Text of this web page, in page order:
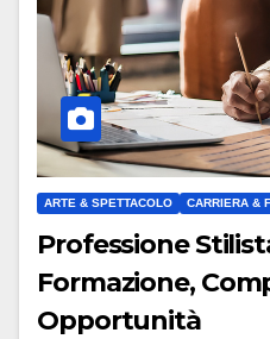
ARTE & SPETTACOLO CARRIERA &
Professione
Formazione,
Opportunità